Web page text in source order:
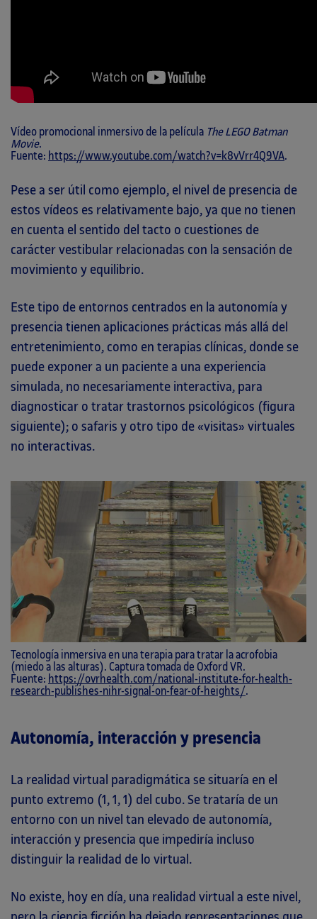
Vídeo promocional inmersivo de la película The LEGO Batman
Movie.
Fuente: https://www.youtube.com/watch?v=k8vVrr4Q9VA.
Pese a ser útil como ejemplo, el nivel de presencia de
estos vídeos es relativamente bajo, ya que no tienen
en cuenta el sentido del tacto o cuestiones de
carácter vestibular relacionadas con la sensación de
movimiento y equilibrio.
Este tipo de entornos centrados en la autonomía y
presencia tienen aplicaciones prácticas más allá del
entretenimiento, como en terapias clínicas, donde se
puede exponer a un paciente a una experiencia
simulada, no necesariamente interactiva, para
diagnosticar o tratar trastornos psicológicos (figura
siguiente); o safaris y otro tipo de «visitas» virtuales
no interactivas.
Tecnología inmersiva en una terapia para tratar la acrofobia
(miedo a las alturas). Captura tomada de Oxford VR.
Fuente: https://ovrhealth.com/national-institute-for-health-
research-publishes-nihr-signal-on-fear-of-heights/.
Autonomía, interacción y presencia
La realidad virtual paradigmática se situaría en el
punto extremo (1, 1, 1) del cubo. Se trataría de un
entorno con un nivel tan elevado de autonomía,
interacción y presencia que impediría incluso
distinguir la realidad de lo virtual.
No existe, hoy en día, una realidad virtual a este nivel,